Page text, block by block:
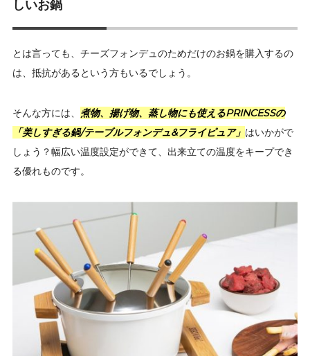
しいお鍋
とは言っても、チーズフォンデュのためだけのお鍋を購入するの
は、抵抗があるという方もいるでしょう。
そんな方には、 煮物、揚げ物、蒸し物にも使えるPRINCESSの
「美しすぎる鍋/テーブルフォンデュ&フライピュア」 はいかがで
しょう？幅広い温度設定ができて、出来立ての温度をキープでき
る優れものです。